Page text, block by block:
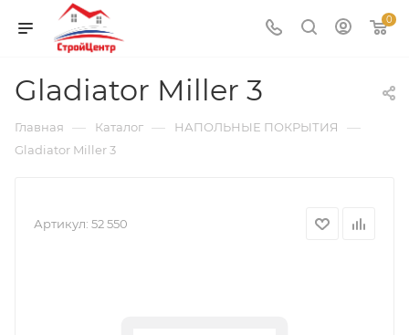
0
Gladiator Miller 3
Главная — Каталог — НАПОЛЬНЫЕ ПОКРЫТИЯ —
Gladiator Miller 3
Артикул: 52 550